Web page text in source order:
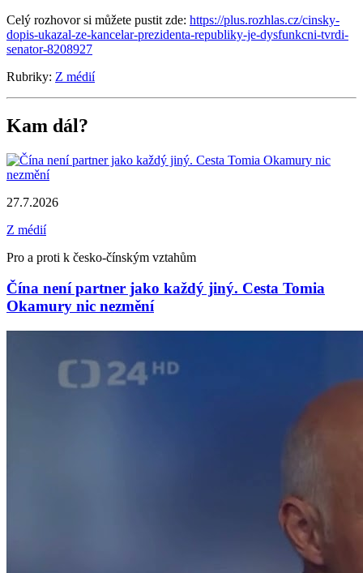
Celý rozhovor si můžete pustit zde: https://plus.rozhlas.cz/cinsky-
dopis-ukazal-ze-kancelar-prezidenta-republiky-je-dysfunkcni-tvrdi-
senator-8208927
Rubriky: Z médií
Kam dál?
27.7.2026
Z médií
Pro a proti k česko-čínským vztahům
Čína není partner jako každý jiný. Cesta Tomia
Okamury nic nezmění